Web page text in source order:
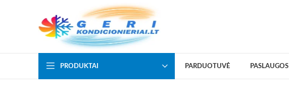
PRODUKTAI PARDUOTUVĖ PASLAUGOS